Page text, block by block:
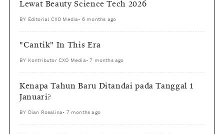
Lewat Beauty Science Tech 2026
BY Editorial CXO Media• 6 months ago
"Cantik" In This Era
BY Kontributor CXO Media•7 months ago
Kenapa Tahun Baru Ditandai pada Tanggal 1
Januari?
BY Dian Rosalina• 7 months ago